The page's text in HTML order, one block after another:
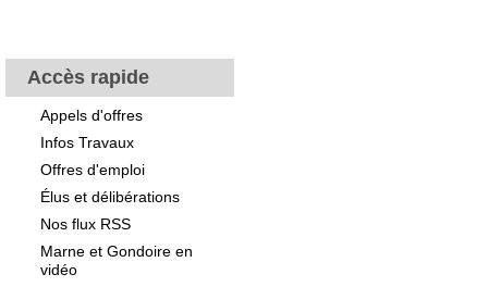
Accès rapide
Appels d'offres
Infos Travaux
Offres d'emploi
Élus et délibérations
Nos flux RSS
Marne et Gondoire en
vidéo